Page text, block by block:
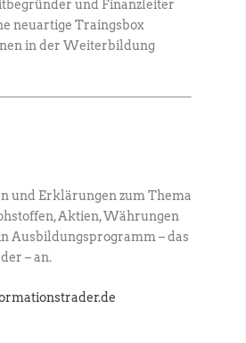
und Finanzleiter
neuartige Traingsbox
in der Weiterbildung
und Erklärungen zum Thema
Aktien, Währungen
Ausbildungsprogramm – das
– an.